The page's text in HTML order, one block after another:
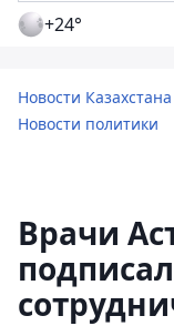
+24°
Новости
Новости политики
Врачи